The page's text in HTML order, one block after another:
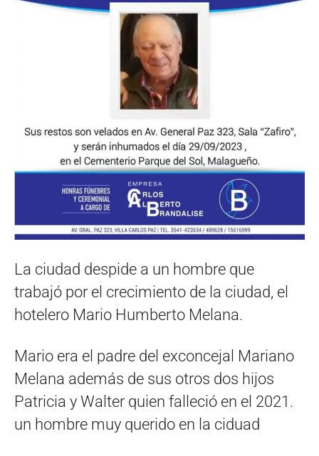
La ciudad despide a un hombre que
trabajó por el crecimiento de la ciudad, el
hotelero Mario Humberto Melana.
Mario era el padre del exconcejal Mariano
Melana además de sus otros dos hijos
Patricia y Walter quien falleció en el 2021.
un hombre muy querido en la ciduad